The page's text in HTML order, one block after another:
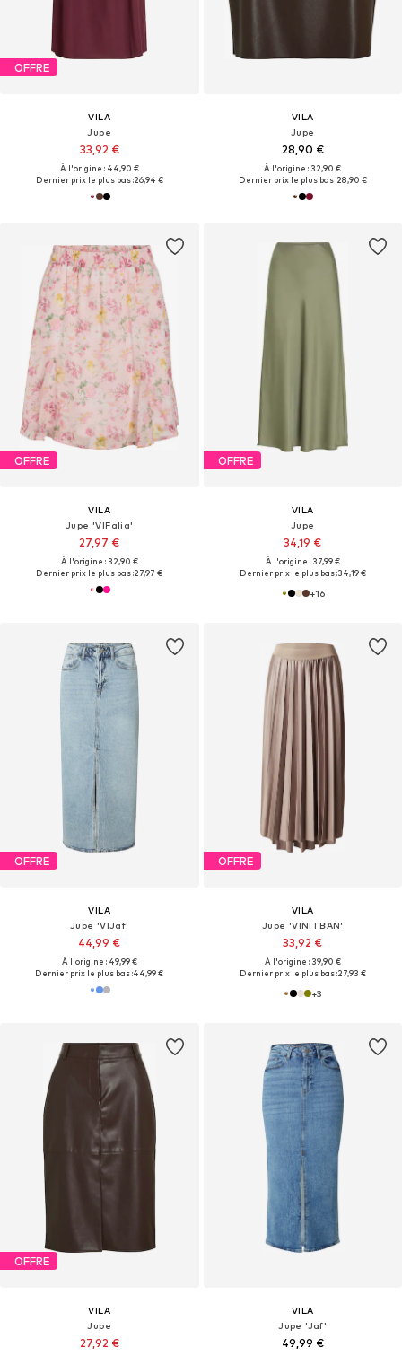
OFFRE
VILA
Jupe
33,92 €
À l'origine : 44,90 €
Dernier prix le plus bas :26,94 €
VILA
Jupe
28,90 €
À l'origine : 32,90 €
Dernier prix le plus bas :28,90 €
OFFRE
VILA
Jupe 'VIFalia'
27,97 €
À l'origine : 32,90 €
Dernier prix le plus bas :27,97 €
OFFRE
VILA
Jupe
34,19 €
À l'origine : 37,99 €
Dernier prix le plus bas :34,19 €
+16
OFFRE
VILA
Jupe 'VIJaf'
44,99 €
À l'origine : 49,99 €
Dernier prix le plus bas :44,99 €
OFFRE
VILA
Jupe 'VINITBAN'
33,92 €
À l'origine : 39,90 €
Dernier prix le plus bas :27,93 €
+3
OFFRE
VILA
Jupe
27,92 €
VILA
Jupe 'Jaf'
49,99 €